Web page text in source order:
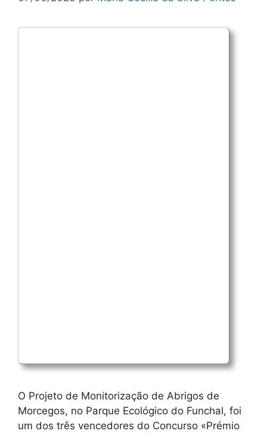
O Projeto de Monitorização de Abrigos de
Morcegos, no Parque Ecológico do Funchal, foi
um dos três vencedores do Concurso «Prémio